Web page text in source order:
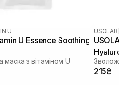
U
U Essence Soothing
з вітаміном U
USOLAB
215₴